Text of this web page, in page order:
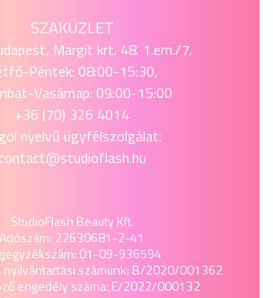
SZAKÜZLET
Margit krt. 48. 1.em./7.
Péntek: 08:00-15:30,
Vasárnap: 09:00-15:00
+36 (70) 326 4014
nyelvű ügyfélszolgálat:
contact@studioflash.hu
StudioFlash Beauty Kft.
Adószám: 22630681-2-41
01-09-936594
nyilvántartási számunk: B/2020/001362
engedély száma: E/2022/000132